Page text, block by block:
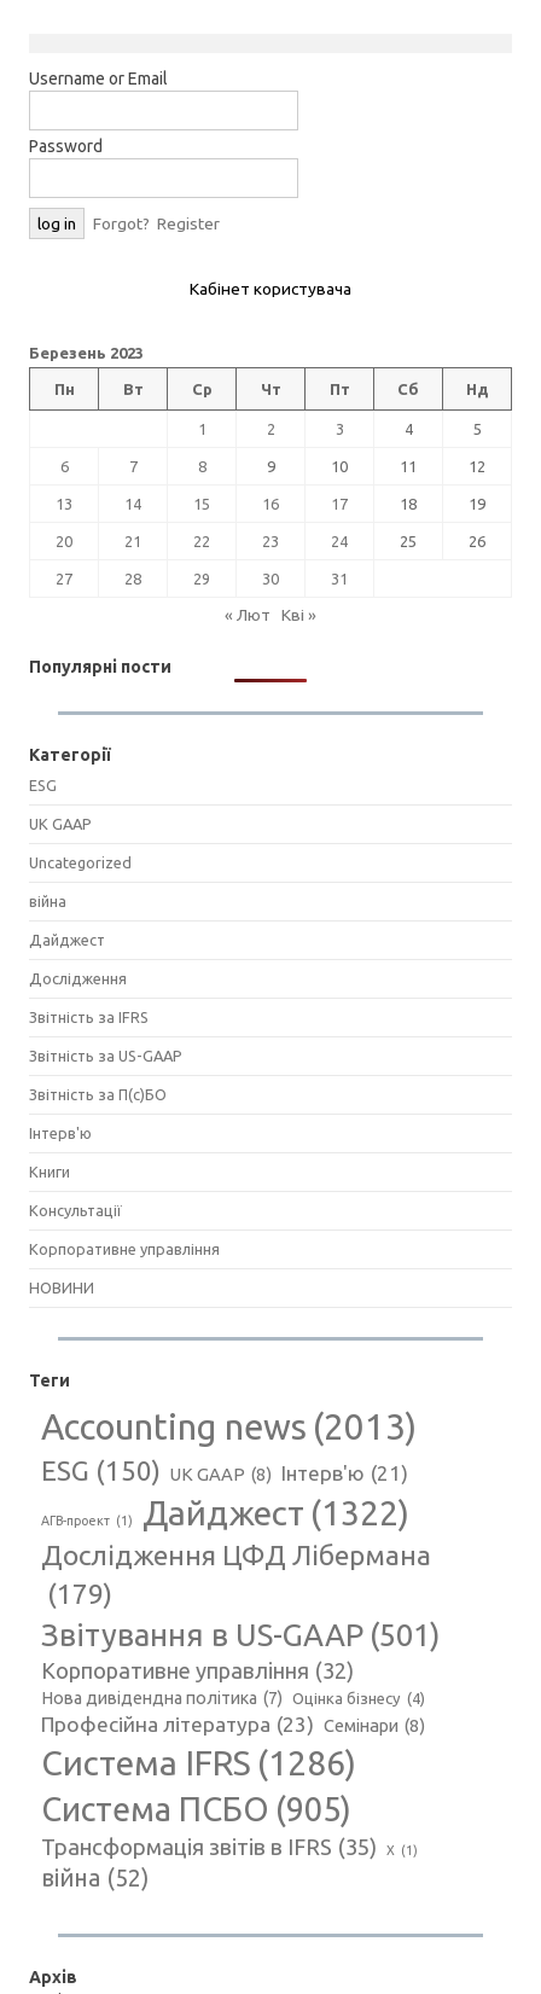
Username or Email
Password
Forgot? Register
Кабінет користувача
Березень 2023
Пн Вт Ср Чт Пт Сб Нд
1 2 3 4 5
6 7 8 9 10 11 12
13 14 15 16 17 18 19
20 21 22 23 24 25 26
27 28 29 30 31
« Лют Кві »
Популярні пости
Категорії
ESG
UK GAAP
Uncategorized
війна
Дайджест
Дослідження
Звітність за IFRS
Звітність за US-GAAP
Звітність за П(с)БО
Інтерв'ю
Книги
Консультації
Корпоративне управління
НОВИНИ
Теги
Accounting news (2013)
ESG (150) UK GAAP (8) Інтерв'ю (21)
АГВ-проект (1) Дайджест (1322)
Дослідження ЦФД Лібермана
(179)
Звітування в US-GAAP (501)
Корпоративне управління (32)
Нова дивідендна політика (7) Оцінка бізнесу (4)
Професійна література (23) Семінари (8)
Система IFRS (1286)
Система ПСБО (905)
Трансформація звітів в IFRS (35) Х (1)
війна (52)
Архів